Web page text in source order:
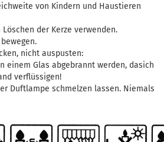
von Kindern und Haustieren
der Kerze verwenden.
nicht auspusten:
einem Glas abgebrannt werden, dasich
verflüssigen!
Duftlampe schmelzen lassen. Niemals